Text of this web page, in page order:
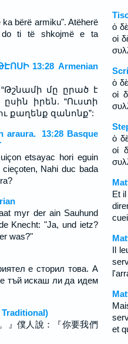
bërë armiku". Atëherë
do ti të shkojmë e ta
13:28 Armenian
մը ըրած է
իրեն. “Ուստի
քաղենք զանոնք”:
araura. 13:28 Basque
etsayac hori eguin
Nahi duc bada
myr der ain Sauhund
Knecht: "Ja, und ietz?
was?"
е сторил това. А
е тъй искаш ли да идем
Traditional)
』僕人說：『你要我們
ὁ
οἱ
ὁ
οἱ
ὁ
οἱ
Et
Il
et